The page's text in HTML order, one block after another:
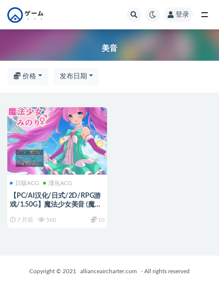
登录
美音
价格 发布日期
日版ACG 漢化ACG
【PC/AI汉化/日式/2D/RPG游
戏/1.50G】魔法少女美音 (魔法
档+日式2DRPG游戏+1.50G
7 月前 560 10
Copyright © 2021 allianceaircharter.com - All rights reserved